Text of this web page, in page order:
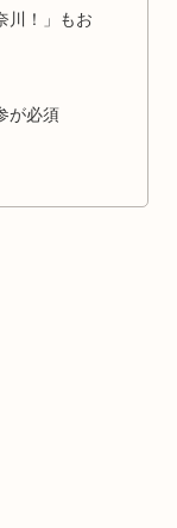
川！」もお
が必須